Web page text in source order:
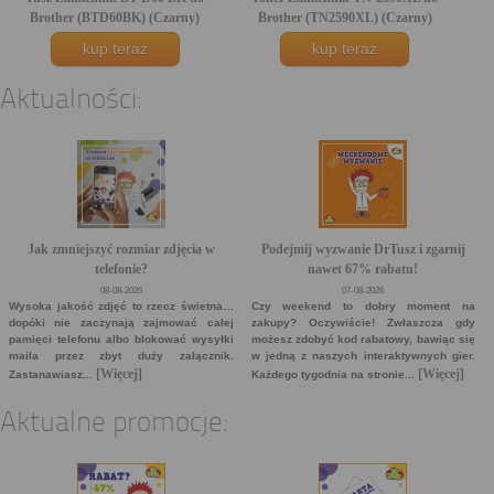
Brother (BTD60BK) (Czarny)
kup teraz
Brother (TN2590XL) (Czarny)
kup teraz
Aktualności:
Jak zmniejszyć rozmiar zdjęcia w
telefonie?
08-08-2026
Wysoka jakość zdjęć to rzecz świetna…
dopóki nie zaczynają zajmować całej
pamięci telefonu albo blokować wysyłki
maila przez zbyt duży załącznik.
Zastanawiasz... [Więcej]
Podejmij wyzwanie DrTusz i zgarnij
nawet 67% rabatu!
07-08-2026
Czy weekend to dobry moment na
zakupy? Oczywiście! Zwłaszcza gdy
możesz zdobyć kod rabatowy, bawiąc się
w jedną z naszych interaktywnych gier.
Każdego tygodnia na stronie...
[Więcej]
Aktualne promocje: